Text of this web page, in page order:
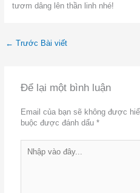
tươm dâng lên thần linh nhé!
← Trước Bài viết
Để lại một bình luận
Email của bạn sẽ không được
buộc được đánh dấu*
vào